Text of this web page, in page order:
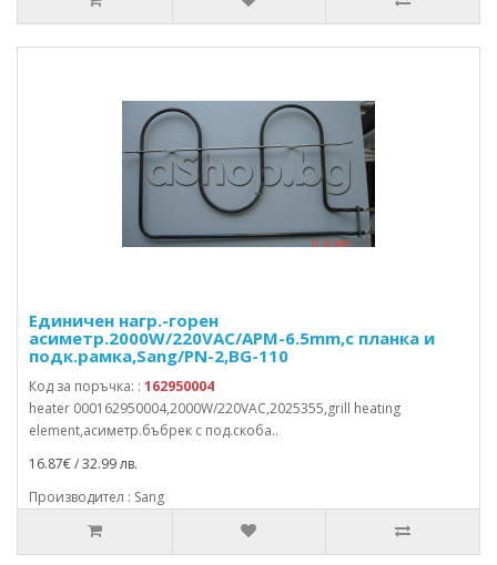
Единичен нагр.-горен
асиметр.2000W/220VAC/APM-6.5mm,с планка и
подк.рамка,Sang/PN-2,BG-110
Код за поръчка: : 162950004
heater 000162950004,2000W/220VAC,2025355,grill heating
element,асиметр.бъбрек с под.скоба..
16.87€ / 32.99 лв.
Производител : Sang